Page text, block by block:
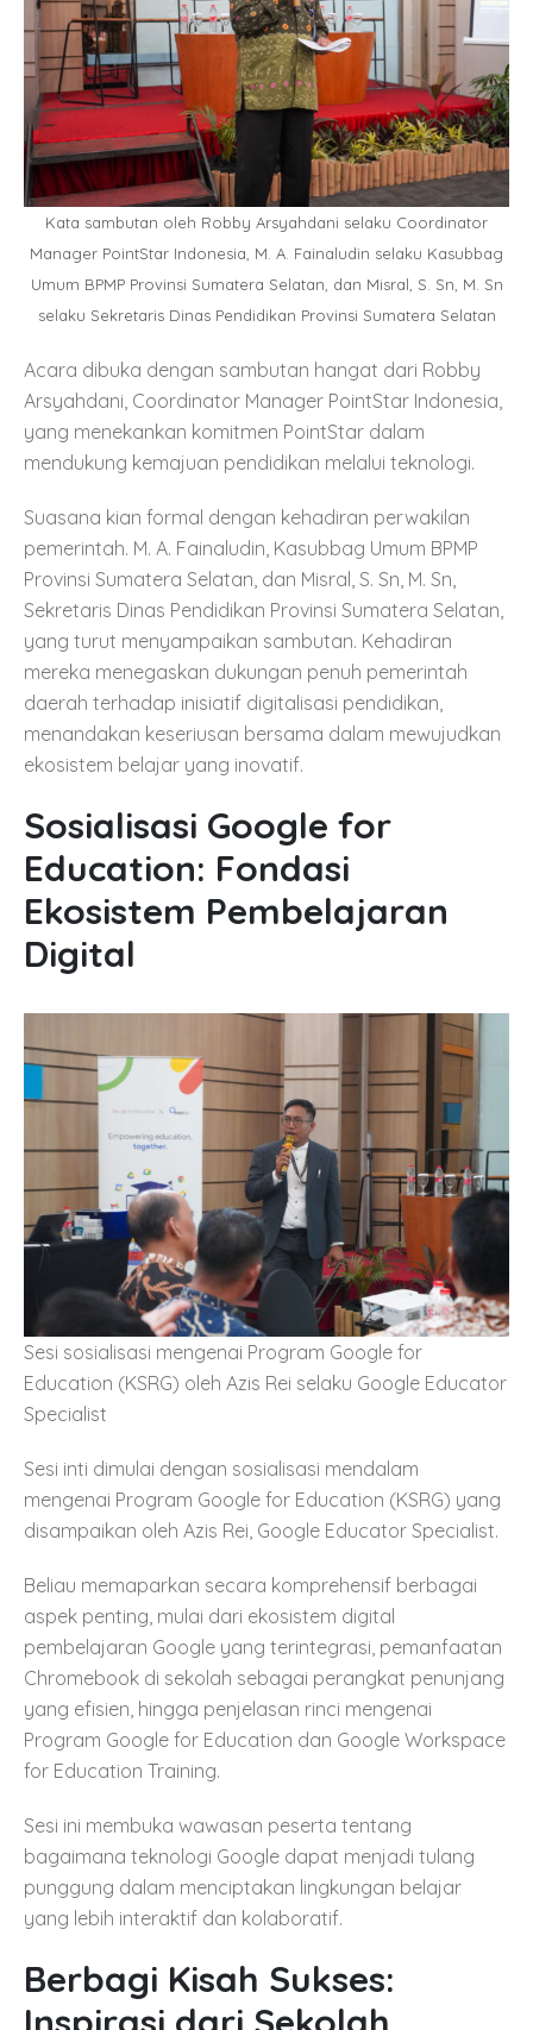
Kata sambutan oleh Robby Arsyahdani selaku Coordinator
Manager PointStar Indonesia, M. A. Fainaludin selaku Kasubbag
Umum BPMP Provinsi Sumatera Selatan, dan Misral, S. Sn, M. Sn
selaku Sekretaris Dinas Pendidikan Provinsi Sumatera Selatan
Acara dibuka dengan sambutan hangat dari Robby
Arsyahdani, Coordinator Manager PointStar Indonesia,
yang menekankan komitmen PointStar dalam
mendukung kemajuan pendidikan melalui teknologi.
Suasana kian formal dengan kehadiran perwakilan
pemerintah. M. A. Fainaludin, Kasubbag Umum BPMP
Provinsi Sumatera Selatan, dan Misral, S. Sn, M. Sn,
Sekretaris Dinas Pendidikan Provinsi Sumatera Selatan,
yang turut menyampaikan sambutan. Kehadiran
mereka menegaskan dukungan penuh pemerintah
daerah terhadap inisiatif digitalisasi pendidikan,
menandakan keseriusan bersama dalam mewujudkan
ekosistem belajar yang inovatif.
Sosialisasi Google for
Education: Fondasi
Ekosistem Pembelajaran
Digital
Sesi sosialisasi mengenai Program Google for
Education (KSRG) oleh Azis Rei selaku Google Educator
Specialist
Sesi inti dimulai dengan sosialisasi mendalam
mengenai Program Google for Education (KSRG) yang
disampaikan oleh Azis Rei, Google Educator Specialist.
Beliau memaparkan secara komprehensif berbagai
aspek penting, mulai dari ekosistem digital
pembelajaran Google yang terintegrasi, pemanfaatan
Chromebook di sekolah sebagai perangkat penunjang
yang efisien, hingga penjelasan rinci mengenai
Program Google for Education dan Google Workspace
for Education Training.
Sesi ini membuka wawasan peserta tentang
bagaimana teknologi Google dapat menjadi tulang
punggung dalam menciptakan lingkungan belajar
yang lebih interaktif dan kolaboratif.
Berbagi Kisah Sukses: